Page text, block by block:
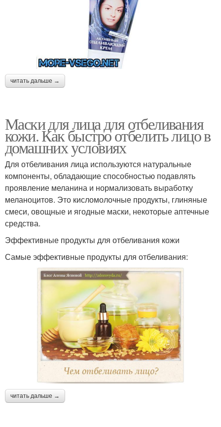
читать дальше →
Маски для лица для отбеливания
кожи. Как быстро отбелить лицо в
домашних условиях
Для отбеливания лица используются натуральные
компоненты, обладающие способностью подавлять
проявление меланина и нормализовать выработку
меланоцитов. Это кисломолочные продукты, глиняные
смеси, овощные и ягодные маски, некоторые аптечные
средства.
Эффективные продукты для отбеливания кожи
Самые эффективные продукты для отбеливания:
читать дальше →